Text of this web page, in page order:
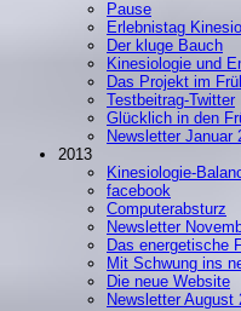
Pause
Erlebnistag
Der kluge Bauch
Kinesiologie und
Das Projekt im
Testbeitrag-Twitter
Glücklich in den
Newsletter Januar
2013
Kinesiologie-
facebook
Computerabsturz
Newsletter
Das energetische
Mit Schwung ins
Die neue Website
Newsletter August